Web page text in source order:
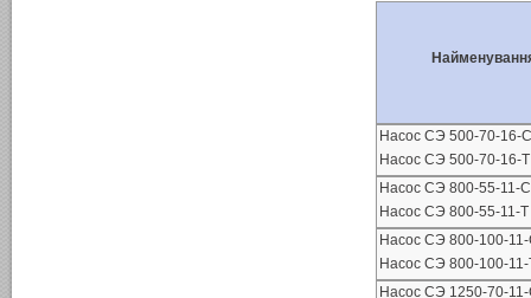
Насос СЭ 500-70-
Насос СЭ 500-70-16-
Насос СЭ 800-55-11-
Насос СЭ 800-55-11-
Насос СЭ 800-100-
Насос СЭ 800-100-
Насос СЭ 1250-70-